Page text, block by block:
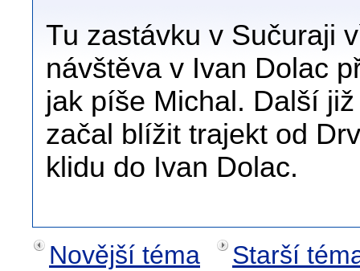
Tu zastávku v Sučuraji
návštěva v Ivan Dolac
jak píše Michal. Další
začal blížit trajekt od
klidu do Ivan Dolac.
Novější téma Starší